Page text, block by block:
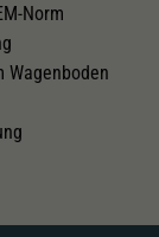
Norm
Wagenboden